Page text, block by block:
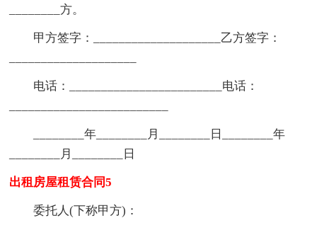
________方。
甲方签字：____________________乙方签字：
电话：________________________电话：
________年________月________日________年
________月________日
出租房屋租赁合同5
委托人(下称甲方)：